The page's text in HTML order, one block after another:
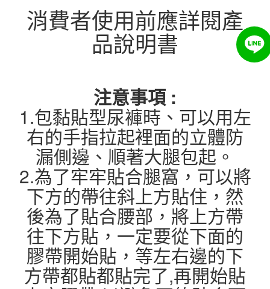
消費者使用前應詳閱產
品說明書
注意事項 :
1.包黏貼型尿褲時、可以用左
右的手指拉起裡面的立體防
漏側邊、順著大腿包起。
2.為了牢牢貼合腿窩，可以將
下方的帶往斜上方貼住，然
後為了貼合腰部，將上方帶
往下方貼，一定要從下面的
膠帶開始貼，等左右邊的下
方帶都貼都貼完了,再開始貼